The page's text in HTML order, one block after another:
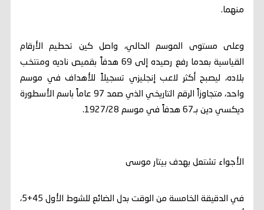
منهما.
وعلى مستوى الموسم الحالي، واصل كين تحطيم الأرقام
القياسية بعدما رفع رصيده إلى 69 هدفاً بقميص ناديه ومنتخب
بلاده، ليصبح أكثر لاعب إنجليزي تسجيلاً للأهداف في موسم
واحد، متجاوزاً الرقم التاريخي الذي صمد 97 عاماً باسم الأسطورة
ديكسي دين بـ67 هدفاً في موسم 1927/28.
الأجواء تشتعل بهدف بيتار موسى
في الدقيقة الخامسة من الوقت بدل الضائع للشوط الأول 45+5،